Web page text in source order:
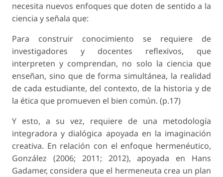
necesita nuevos enfoques que doten de sentido a la
ciencia y señala que:
Para construir conocimiento se requiere de
investigadores y docentes reflexivos, que
interpreten y comprendan, no solo la ciencia que
enseñan, sino que de forma simultánea, la realidad
de cada estudiante, del contexto, de la historia y de
la ética que promueven el bien común. (p.17)
Y esto, a su vez, requiere de una metodología
integradora y dialógica apoyada en la imaginación
creativa. En relación con el enfoque hermenéutico,
González (2006; 2011; 2012), apoyada en Hans
Gadamer, considera que el hermeneuta crea un plan